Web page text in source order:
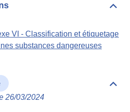
VI - Classification et étiquetage
substances dangereuses
26/03/2024